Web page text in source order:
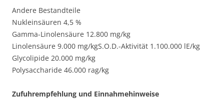
Andere Bestandteile
Nukleinsäuren 4,5 %
Gamma-Linolensäure 12.800 mg/kg
Linolensäure 9.000 mg/kgS.O.D.-Aktivität 1.100.000 lE/kg
Glycolipide 20.000 mg/kg
Polysaccharide 46.000 rag/kg
Zufuhrempfehlung und Einnahmehinweise